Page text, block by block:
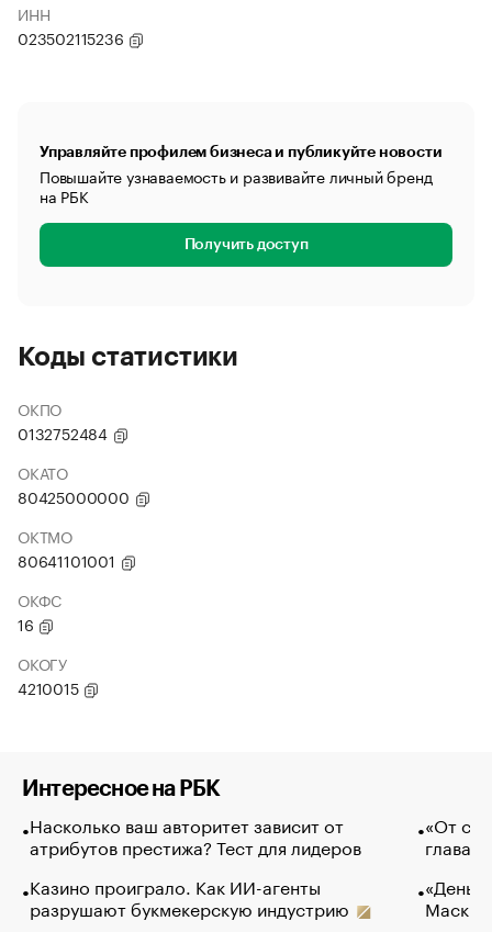
ИНН
023502115236
Управляйте профилем бизнеса и публикуйте новости
Повышайте узнаваемость и развивайте личный бренд
на РБК
Получить доступ
Коды статистики
ОКПО
0132752484
ОКАТО
80425000000
ОКТМО
80641101001
ОКФС
16
ОКОГУ
4210015
Интересное на РБК
Насколько ваш авторитет зависит от
атрибутов престижа? Тест для лидеров
Казино проиграло. Как ИИ-агенты
разрушают букмекерскую индустрию
«От
глава
Маск в